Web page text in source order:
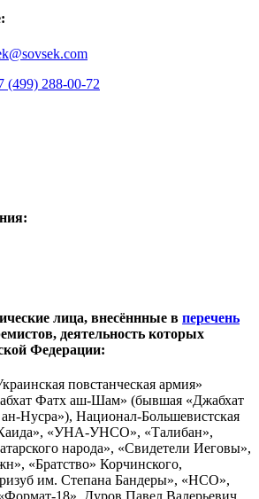
(499) 288-00-72
лица, внесённные в перечень
деятельность которых
Федерации:
повстанческая армия»
Фатх аш-Шам» (бывшая «Джабхат
Нусра»), Национал-Большевистская
«УНА-УНСО», «Талибан»,
народа», «Свидетели Иеговы»,
«Братство» Корчинского,
им. Степана Бандеры», «НСО»,